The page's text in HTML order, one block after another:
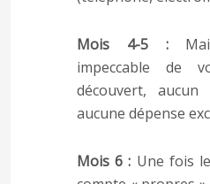
Mois 4-5 :
impeccable de
découvert,
aucune dépense
Mois 6 : Une fois